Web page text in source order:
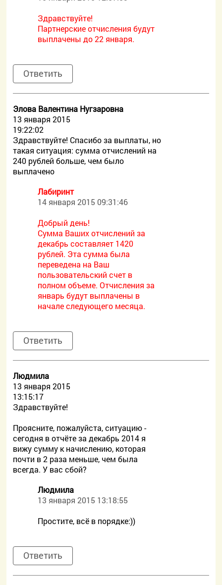
Здравствуйте!
Партнерские отчисления будут
выплачены до 22 января.
Ответить
Элова Валентина Нугзаровна
13 января 2015
19:22:02
Здравствуйте! Спасибо за выплаты, но
такая ситуация: сумма отчислений на
240 рублей больше, чем было
выплачено
Лабиринт
14 января 2015 09:31:46
Добрый день!
Сумма Ваших отчислений за
декабрь составляет 1420
рублей. Эта сумма была
переведена на Ваш
пользовательский счет в
полном объеме. Отчисления за
январь будут выплачены в
начале следующего месяца.
Ответить
Людмила
13 января 2015
13:15:17
Здравствуйте!
Проясните, пожалуйста, ситуацию -
сегодня в отчёте за декабрь 2014 я
вижу сумму к начислению, которая
почти в 2 раза меньше, чем была
всегда. У вас сбой?
Людмила
13 января 2015 13:18:55
Простите, всё в порядке:))
Ответить